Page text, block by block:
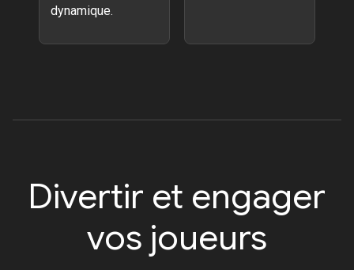
dynamique.
Divertir et engager
vos joueurs